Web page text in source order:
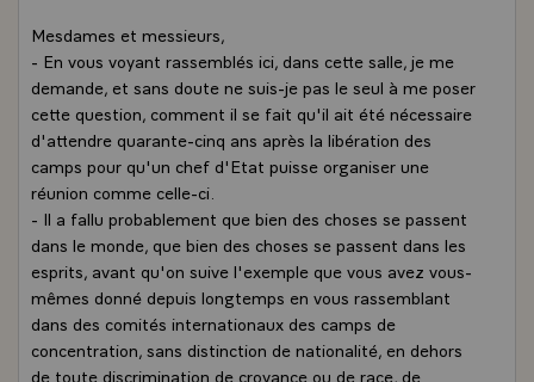
Mesdames et messieurs,
- En vous voyant rassemblés ici, dans cette salle, je me
demande, et sans doute ne suis-je pas le seul à me poser
cette question, comment il se fait qu'il ait été nécessaire
d'attendre quarante-cinq ans après la libération des
camps pour qu'un chef d'Etat puisse organiser une
réunion comme celle-ci.
- Il a fallu probablement que bien des choses se passent
dans le monde, que bien des choses se passent dans les
esprits, avant qu'on suive l'exemple que vous avez vous-
mêmes donné depuis longtemps en vous rassemblant
dans des comités internationaux des camps de
concentration, sans distinction de nationalité, en dehors
de toute discrimination de croyance ou de race, de